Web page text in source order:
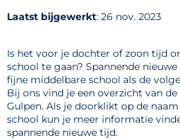
Laatst bijgewerkt: 26 nov. 2023
Is het voor je dochter of zoon tijd
school te gaan? Spannende
fijne middelbare school als de
Bij ons vind je een overzicht van
Gulpen. Als je doorklikt op de
school kun je meer informatie
spannende nieuwe tijd.